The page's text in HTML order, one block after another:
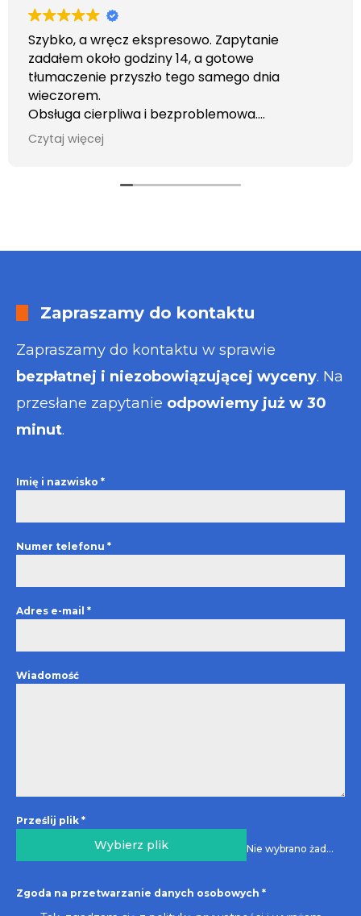
Szybko, a wręcz ekspresowo. Zapytanie
zadałem około godziny 14, a gotowe
tłumaczenie przyszło tego samego dnia
wieczorem.
Obsługa cierpliwa i bezproblemowa.
Otrzymałem wszelkie informacje i porady jaka
usługa będzie dla mnie najlepsza. Faktura także
Czytaj więcej
Zapraszamy do kontaktu
Zapraszamy do kontaktu w sprawie
bezpłatnej i niezobowiązującej wyceny. Na
przesłane zapytanie odpowiemy już w 30
minut.
Imię i nazwisko *
Numer telefonu *
Adres e-mail *
Wiadomość
Prześlij plik *
Wybierz plik Nie wybrano żadnego pliku
Zgoda na przetwarzanie danych osobowych *